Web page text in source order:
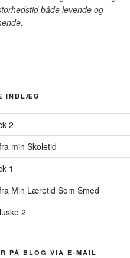
både levende og
.
INDLÆG
2
min Skoletid
1
Min Læretid Som Smed
2
PÅ BLOG VIA E-MAIL